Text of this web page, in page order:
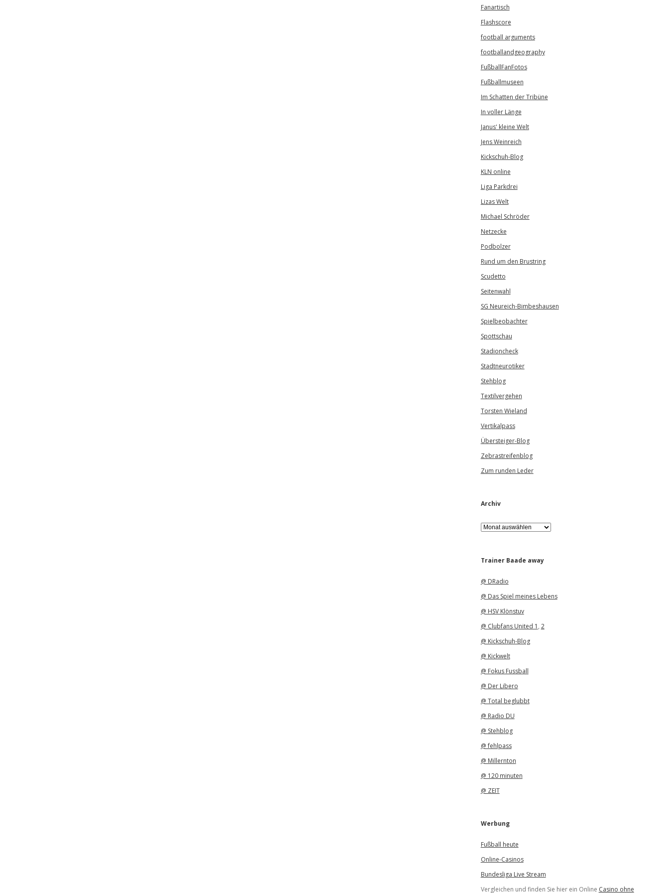
Fanartisch
Flashscore
football arguments
footballandgeography
FußballFanFotos
Fußballmuseen
Im Schatten der Tribüne
In voller Länge
Janus' kleine Welt
Jens Weinreich
Kickschuh-Blog
KLN online
Liga Parkdrei
Lizas Welt
Michael Schröder
Netzecke
Podbolzer
Rund um den Brustring
Scudetto
Seitenwahl
SG Neureich-Bimbeshausen
Spielbeobachter
Spottschau
Stadioncheck
Stadtneurotiker
Stehblog
Textilvergehen
Torsten Wieland
Vertikalpass
Übersteiger-Blog
Zebrastreifenblog
Zum runden Leder
Archiv
A
r
iTrainer Baade away
@ DRadio
@ Das Spiel meines Lebens
@ HSV Klönstuv
@ Clubfans United 1 , 2
@ Kickschuh-Blog
@ Kickwelt
@ Fokus Fussball
@ Der Libero
@ Total beglubbt
@ Radio DU
@ Stehblog
@ fehlpass
@ Millernton
@ 120 minuten
@ ZEIT
Werbung
Fußball heute
Online-Casinos
Bundesliga Live Stream
Vergleichen und finden Sie hier ein Online Casino ohne